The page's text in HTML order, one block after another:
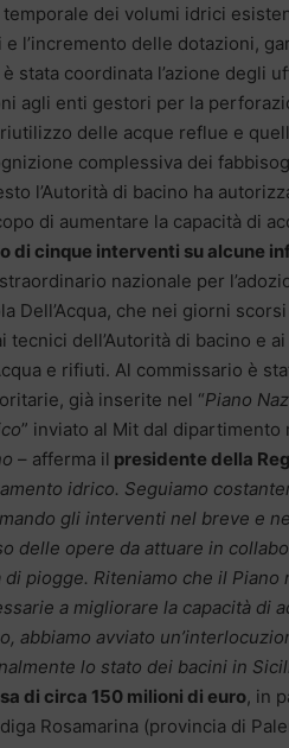
temporale dei volumi idrici
l’incremento delle dotazioni,
stata coordinata l’azione
agli enti gestori per la
delle acque reflue e
complessiva dei
l’Autorità di bacino ha
di aumentare la capacità di
di cinque interventi su alcune
nazionale per
Dell’Acqua, che nei giorni
tecnici dell’Autorità di bacino e
e rifiuti. Al commissario è
già inserite nel “Piano
” inviato al Mit dal
– afferma il presidente della
idrico. Seguiamo
gli interventi nel breve e
delle opere da attuare in
piogge. Riteniamo che il
a migliorare la capacità di
abbiamo avviato
lo stato dei bacini in
di circa 150 milioni di euro, in
Rosamarina (provincia di